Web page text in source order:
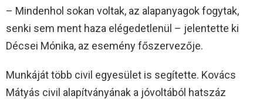
– Mindenhol sokan voltak, az alapanyagok fogytak,
senki sem ment haza elégedetlenül – jelentette ki
Décsei Mónika, az esemény főszervezője.
Munkáját több civil egyesület is segítette. Kovács
Mátyás civil alapítványának a jóvoltából hatszáz